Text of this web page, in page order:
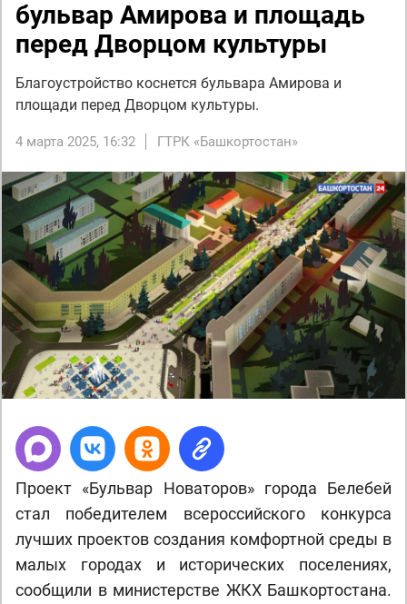
бульвар Амирова и площадь
перед Дворцом культуры
Благоустройство коснется бульвара Амирова и
площади перед Дворцом культуры.
4 марта 2025, 16:32 ГТРК «Башкортостан»
Проект «Бульвар Новаторов» города Белебей
стал победителем всероссийского конкурса
лучших проектов создания комфортной среды в
малых городах и исторических поселениях,
сообщили в министерстве ЖКХ Башкортостана.